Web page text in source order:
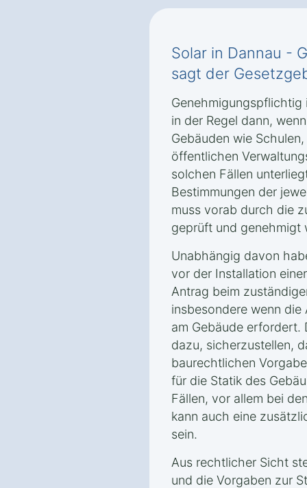
Solar in Dannau -
sagt der
Genehmigungspflichtig
in der Regel dann,
Gebäuden wie
öffentlichen
solchen Fällen
Bestimmungen der
muss vorab durch die
geprüft und genehmigt
Unabhängig davon
vor der Installation
Antrag beim
insbesondere wenn die
am Gebäude erfordert.
dazu, sicherzustellen,
baurechtlichen
für die Statik des
Fällen, vor allem bei
kann auch eine
sein.
Aus rechtlicher Sicht
und die Vorgaben zur